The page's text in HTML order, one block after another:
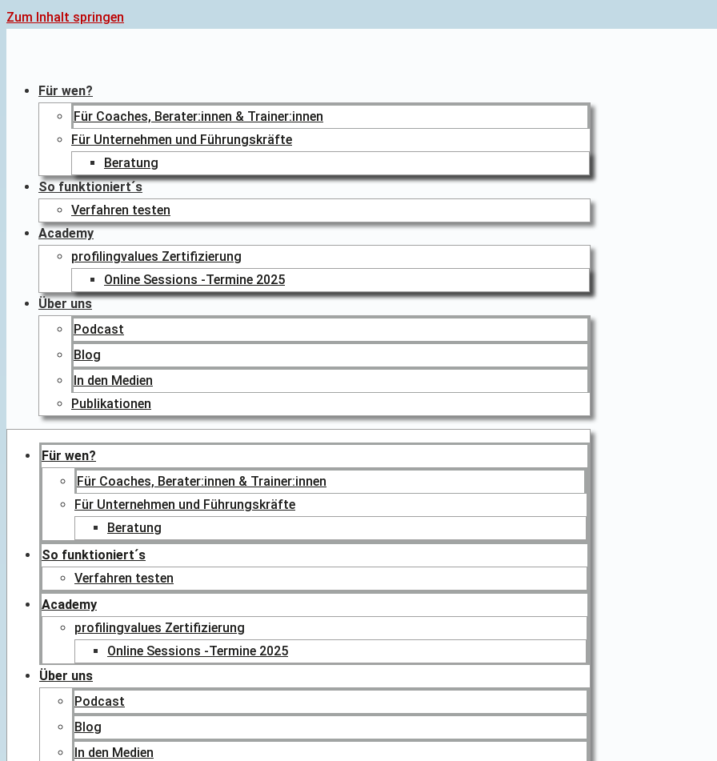
Zum Inhalt springen
Für wen?
Für Coaches, Berater:innen & Trainer:innen
Für Unternehmen und Führungskräfte
Beratung
So funktioniert´s
Verfahren testen
Academy
profilingvalues Zertifizierung
Online Sessions -Termine 2025
Über uns
Podcast
Blog
In den Medien
Publikationen
Für wen?
Für Coaches, Berater:innen & Trainer:innen
Für Unternehmen und Führungskräfte
Beratung
So funktioniert´s
Verfahren testen
Academy
profilingvalues Zertifizierung
Online Sessions -Termine 2025
Über uns
Podcast
Blog
In den Medien